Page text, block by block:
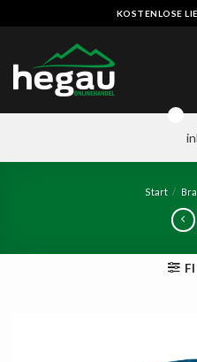
Inhalt
KOSTENLOSE
Start /